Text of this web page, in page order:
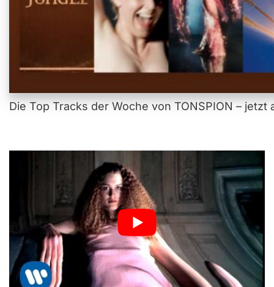
Die Top Tracks der Woche von TONSPION –